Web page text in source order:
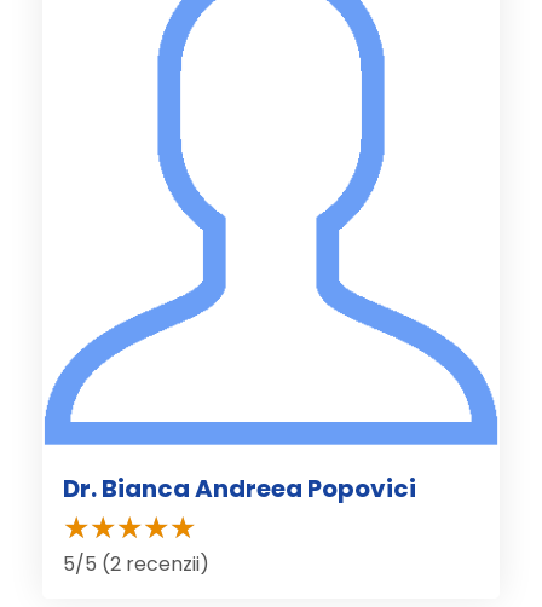
Dr. Bianca Andreea Popovici
5/5 (2 recenzii)